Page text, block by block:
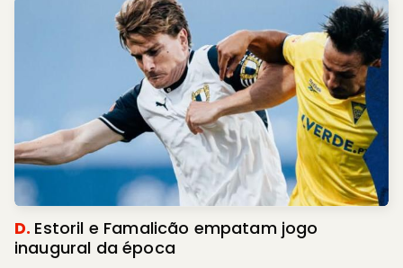
D. Estoril e Famalicão empatam jogo
inaugural da época